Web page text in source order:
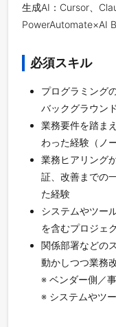
生成AI：Cursor、
PowerAutomate×AI
必須スキル
プログラミング
バックグラウン
業務要件を踏ま
わった経験（ノ
業務ヒアリング
証、改善までの
た経験
システムやツー
を含むプロジェ
関係部署などの
動かしつつ業務
※ ベンダー側／
※ システムやツ